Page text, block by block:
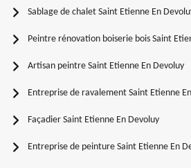
Sablage de chalet Saint Etienne En
Peintre rénovation boiserie bois Saint
Artisan peintre Saint Etienne En Devoluy
Entreprise de ravalement Saint Etienne
Façadier Saint Etienne En Devoluy
Entreprise de peinture Saint Etienne En